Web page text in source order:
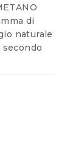
di
naturale
secondo